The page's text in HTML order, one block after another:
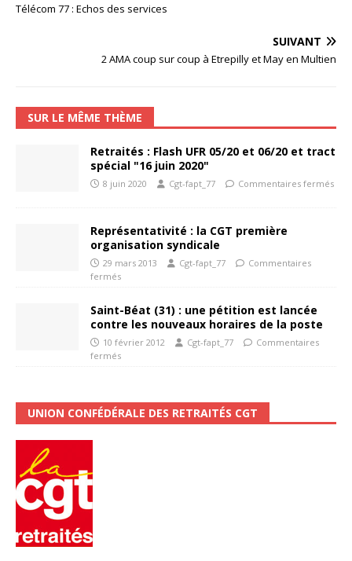
Télécom 77 : Echos des services
SUIVANT
2 AMA coup sur coup à Etrepilly et May en Multien
SUR LE MÊME THÈME
Retraités : Flash UFR 05/20 et 06/20 et tract
spécial "16 juin 2020"
8 juin 2020 Cgt-fapt_77 Commentaires fermés
Représentativité : la CGT première
organisation syndicale
29 mars 2013 Cgt-fapt_77
Commentaires
fermés
Saint-Béat (31) : une pétition est lancée
contre les nouveaux horaires de la poste
10 février 2012 Cgt-fapt_77
Commentaires
fermés
UNION CONFÉDÉRALE DES RETRAITÉS CGT